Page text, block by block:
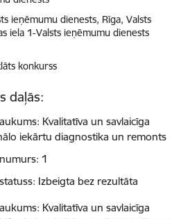
ieņēmumu dienests, Rīga, Valsts
iela 1-Valsts ieņēmumu dienests
konkurss
daļās:
Kvalitatīva un savlaicīga
iekārtu diagnostika un remonts
1
Izbeigta bez rezultāta
Kvalitatīva un savlaicīga